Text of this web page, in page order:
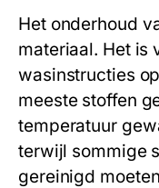
Het onderhoud
materiaal. Het is
wasinstructies
meeste stoffen
temperatuur
terwijl sommige
gereinigd